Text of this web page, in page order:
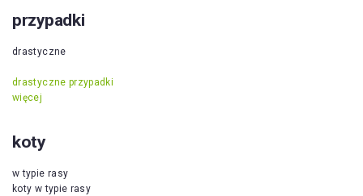
przypadki
drastyczne
drastyczne przypadki
więcej
koty
w typie rasy
koty w typie rasy